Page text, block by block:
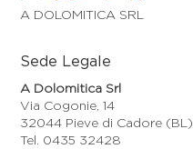
A DOLOMITICA SRL
Sede Legale
A Dolomitica Srl
Via Cogonie, 14
32044 Pieve di Cadore (BL)
Tel. 0435 32428